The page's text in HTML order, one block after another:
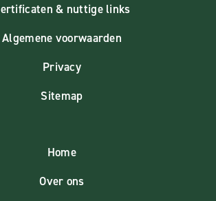
& nuttige links
Algemene voorwaarden
Privacy
Sitemap
Home
Over ons